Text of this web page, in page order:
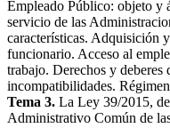
Empleado Público: objeto y
servicio de las
características. Adquisición
funcionario. Acceso al
trabajo. Derechos y
incompatibilidades.
Tema 3. La Ley 39/2015,
Administrativo Común de